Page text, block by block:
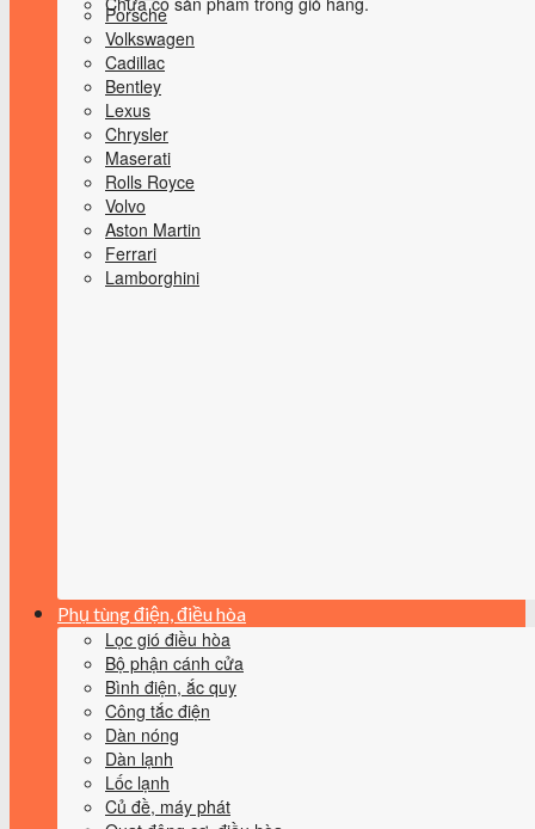
Porsche
Volkswagen
Cadillac
Bentley
Lexus
Chrysler
Maserati
Rolls Royce
Volvo
Aston Martin
Ferrari
Lamborghini
Phụ tùng điện, điều hòa
Lọc gió điều hòa
Bộ phận cánh cửa
Bình điện, ắc quy
Công tắc điện
Dàn nóng
Dàn lạnh
Lốc lạnh
Củ đề, máy phát